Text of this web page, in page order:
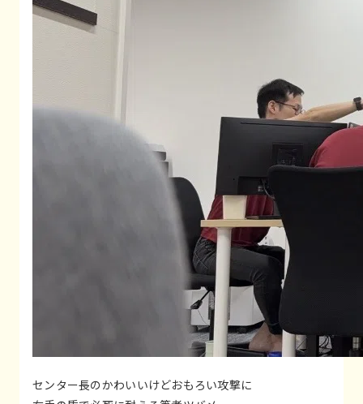
センター長のかわいいけどおもろい攻撃に